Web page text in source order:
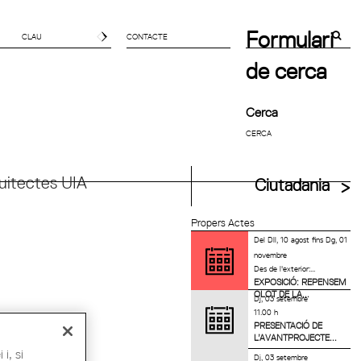
CONTACTE
Formulari
de cerca
Cerca
UIA Ciutadania
Propers Actes
DelDll, 10 agostfinsDg, 01
novembre
Des de l'exterior:...
EXPOSICIÓ: REPENSEM
OLOT DE LA...
Dj, 03 setembre
11.00 h
PRESENTACIÓ DE
L’AVANTPROJECTE...
Dj, 03 setembre
i, si